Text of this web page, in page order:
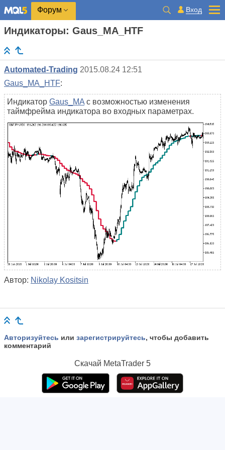
Форум Вход
Индикаторы: Gaus_MA_HTF
Automated-Trading 2015.08.24 12:51
Gaus_MA_HTF:
Индикатор Gaus_MA с возможностью изменения
таймфрейма индикатора во входных параметрах.
Автор: Nikolay Kositsin
Авторизуйтесь или зарегистрируйтесь, чтобы добавить
комментарий
Скачай MetaTrader 5